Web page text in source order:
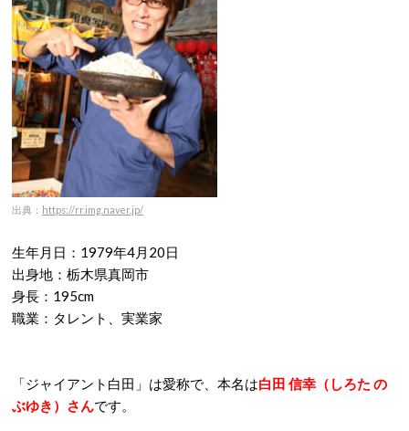
出典： https://rr.img.naver.jp/
生年月日：1979年4月20日
出身地：栃木県真岡市
身長：195cm
職業：タレント、実業家
「ジャイアント白田」は愛称で、本名は白田 信幸（しろた の
ぶゆき）さんです。